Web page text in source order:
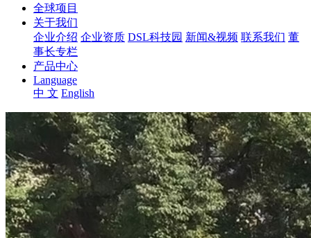
全球项目
关于我们
企业介绍 企业资质 DSL科技园 新闻&视频 联系我们 董
事长专栏
产品中心
Language
中 文 English